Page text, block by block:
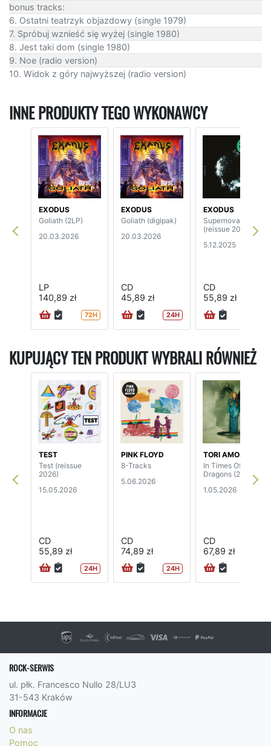
bonus tracks:
6. Ostatni teatrzyk objazdowy (single 1979)
7. Spróbuj wznieść się wyżej (single 1980)
8. Jest taki dom (single 1980)
9. Noe (radio version)
10. Widok z góry najwyższej (radio version)
INNE PRODUKTY TEGO WYKONAWCY
EXODUS
Goliath (2LP)
20.03.2026
LP
140,89 zł
72H
EXODUS
Goliath (digipak)
20.03.2026
CD
45,89 zł
24H
EXODUS
Supernova
(reissue 2025)
5.12.2025
CD
55,89 zł
KUPUJĄCY TEN PRODUKT WYBRALI RÓWNIEŻ
TEST
Test (reissue
2026)
15.05.2026
CD
55,89 zł
24H
PINK FLOYD
8-Tracks
5.06.2026
CD
74,89 zł
24H
TORI AMOS
In Times Of
Dragons (2CD)
1.05.2026
CD
67,89 zł
ROCK-SERWIS
ul. płk. Francesco Nullo 28/LU3
31-543 Kraków
INFORMACJE
O nas
Pomoc